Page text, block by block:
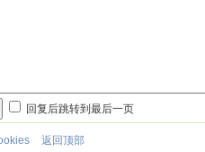
回复后跳转到最后一页
返回顶部